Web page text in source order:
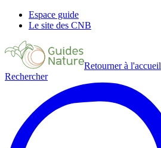
Espace guide
Le site des CNB
Retourner à l'accueil
Rechercher